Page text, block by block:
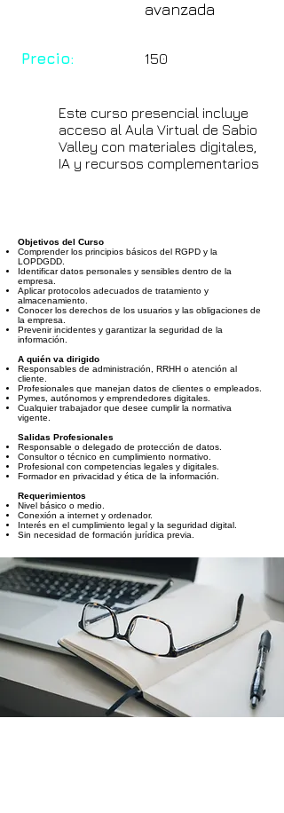
avanzada
Precio: 150
Este curso presencial incluye
acceso al Aula Virtual de Sabio
Valley con materiales digitales,
IA y recursos complementarios
Objetivos del Curso
Comprender los principios básicos del RGPD y la
LOPDGDD.
Identificar datos personales y sensibles dentro de la
empresa.
Aplicar protocolos adecuados de tratamiento y
almacenamiento.
Conocer los derechos de los usuarios y las obligaciones de
la empresa.
Prevenir incidentes y garantizar la seguridad de la
información.
A quién va dirigido
Responsables de administración, RRHH o atención al
cliente.
Profesionales que manejan datos de clientes o empleados.
Pymes, autónomos y emprendedores digitales.
Cualquier trabajador que desee cumplir la normativa
vigente.
Salidas Profesionales
Responsable o delegado de protección de datos.
Consultor o técnico en cumplimiento normativo.
Profesional con competencias legales y digitales.
Formador en privacidad y ética de la información.
Requerimientos
Nivel básico o medio.
Conexión a internet y ordenador.
Interés en el cumplimiento legal y la seguridad digital.
Sin necesidad de formación jurídica previa.